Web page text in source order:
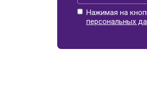
Нажимая на
персональных